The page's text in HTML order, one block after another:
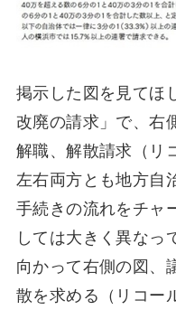
掲示した図を見てほ
改廃の請求」で、右
解職、解散請求（リ
左右両方とも地方自
手続きの流れをチャ
しては大きく異なっ
向かって右側の図、
散を求める（リコー